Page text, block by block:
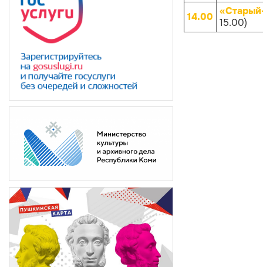
14.00 15.00)